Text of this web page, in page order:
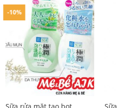
-10%
Sữa rửa mặt tạo bọt